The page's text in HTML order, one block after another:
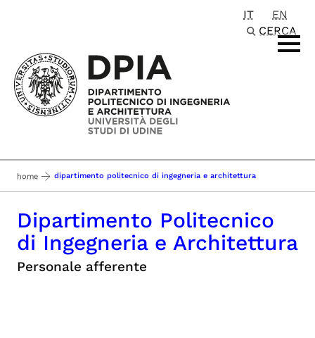
IT
EN
CERCA
home dipartimento politecnico di ingegneria e architettura
Dipartimento Politecnico
di Ingegneria e Architettura
Personale afferente